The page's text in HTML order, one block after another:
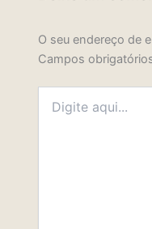
O seu endereço de
Campos
aqui...